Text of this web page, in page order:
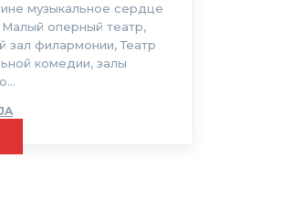
музыкальное сердце
оперный театр,
зал филармонии, Театр
комедии, залы